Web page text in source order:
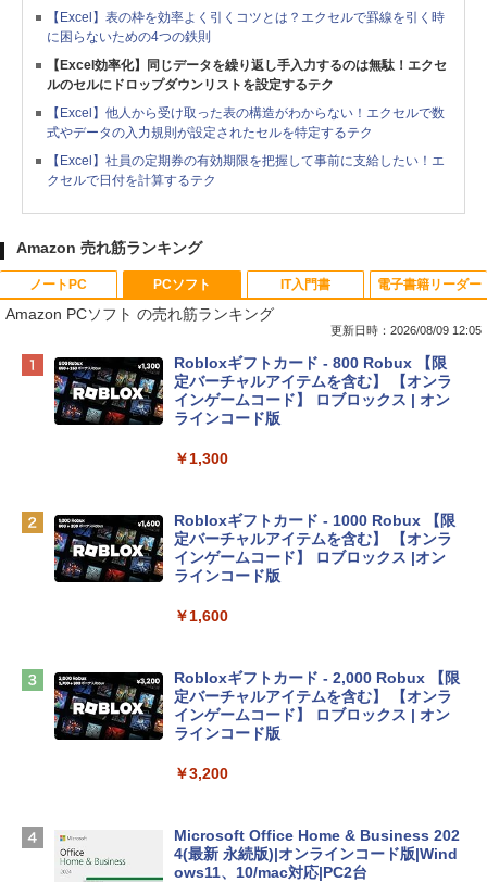
【Excel】表の枠を効率よく引くコツとは？エクセルで罫線を引く時
に困らないための4つの鉄則
【Excel効率化】同じデータを繰り返し手入力するのは無駄！エクセ
ルのセルにドロップダウンリストを設定するテク
【Excel】他人から受け取った表の構造がわからない！エクセルで数
式やデータの入力規則が設定されたセルを特定するテク
【Excel】社員の定期券の有効期限を把握して事前に支給したい！エ
クセルで日付を計算するテク
Amazon 売れ筋ランキング
ノートPC
Apple 2026 MacBook Neo A18 Proチッ
プ搭載13インチノートブック：AIとAppl
e Intelligenceのために設計、Liquid Ret
inaディスプレイ、8GBユニファイドメモ
eTime HDカメラ - インディゴ
tomtoc 360°保護 15.6 16インチ パソコ
ンケース Dell NEC Lavie ASUS HP dyna
Apple 2026 MacBook Air M5チップ搭載
13インチノートブック：AIとApple Intell
igence、13.6インチLiquid Retinaディ
TB SSDストレージ、12MPセンターフレ
￥278,800
PCソフト
Amazon PCソフト の売れ筋ランキング
更新日時：2026/08/09 12:05
Robloxギフトカード - 800 Robux 【限
定バーチャルアイテムを含む】 【オンラ
インゲームコード】 ロブロックス | オン
ラインコード版
￥1,300
Robloxギフトカード - 1000 Robux 【限
定バーチャルアイテムを含む】 【オンラ
インゲームコード】 ロブロックス |オン
ラインコード版
￥1,600
Robloxギフトカード - 2,000 Robux 【限
定バーチャルアイテムを含む】 【オンラ
インゲームコード】 ロブロックス | オン
ラインコード版
￥3,200
Microsoft Office Home & Business 202
4(最新 永続版)|オンラインコード版|Wind
ows11、10/mac対応|PC2台
IT入門書 電子書籍リーダー